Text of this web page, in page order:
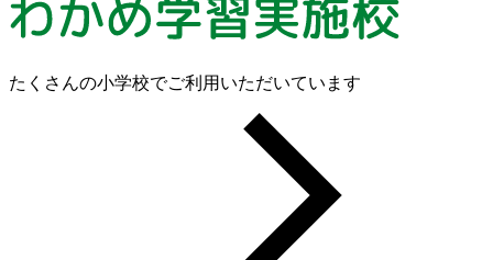
たくさんの小学校でご利用いただいています